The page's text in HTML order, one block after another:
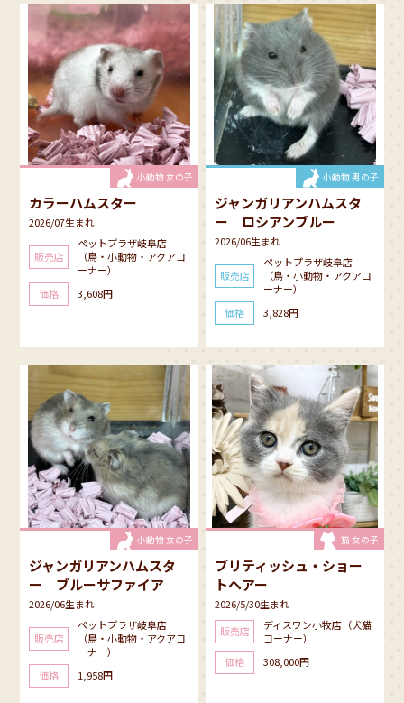
小動物 女の子
カラーハムスター
2026/07生まれ
販売店
ペットプラザ岐阜店
（鳥・小動物・アクアコ
ーナー）
価格
3,608円
小動物 男の子
ジャンガリアンハムスタ
ー ロシアンブルー
2026/06生まれ
販売店
ペットプラザ岐阜店
（鳥・小動物・アクアコ
ーナー）
価格
3,828円
小動物 女の子
ジャンガリアンハムスタ
ー ブルーサファイア
2026/06生まれ
販売店
ペットプラザ岐阜店
（鳥・小動物・アクアコ
ーナー）
価格
1,958円
猫 女の子
ブリティッシュ・ショー
トヘアー
2026/5/30生まれ
販売店
ディスワン小牧店（犬猫
コーナー）
価格
308,000円